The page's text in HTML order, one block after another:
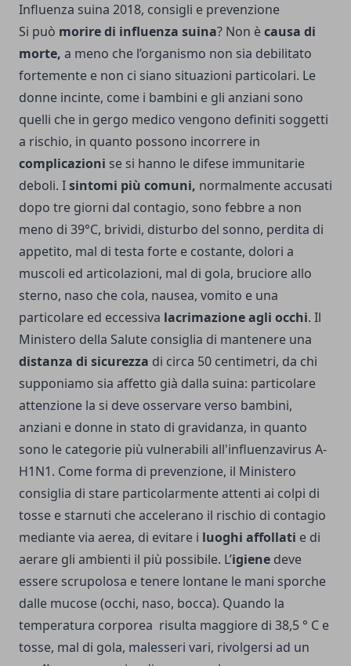
Influenza suina 2018, consigli e prevenzione
Si può morire di influenza suina? Non ècausa di
morte, a meno che l’organismo non sia debilitato
fortemente e non ci siano situazioni particolari. Le
donne incinte, come i bambini e gli anziani sono
quelli che in gergo medico vengono definiti soggetti
a rischio, in quanto possono incorrere in
complicazioni se si hanno le difese immunitarie
deboli. Isintomi più comuni, normalmente accusati
dopo tre giorni dal contagio, sono febbre a non
meno di 39°C, brividi, disturbo del sonno, perdita di
appetito, mal di testa forte e costante, dolori a
muscoli ed articolazioni, mal di gola, bruciore allo
sterno, naso che cola, nausea, vomito e una
particolare ed eccessiva lacrimazione agli occhi. Il
Ministero della Salute consiglia di mantenere una
distanza di sicurezza di circa 50 centimetri, da chi
supponiamo sia affetto già dalla suina: particolare
attenzione la si deve osservare verso bambini,
anziani e donne in stato di gravidanza, in quanto
sono le categorie più vulnerabili all'influenzavirus A-
H1N1. Come forma di prevenzione, il Ministero
consiglia di stare particolarmente attenti ai colpi di
tosse e starnuti che accelerano il rischio di contagio
mediante via aerea, di evitare i luoghi affollati e di
aerare gli ambienti il più possibile. L’igiene deve
essere scrupolosa e tenere lontane le mani sporche
dalle mucose (occhi, naso, bocca). Quando la
temperatura corporea risulta maggiore di 38,5 ° C e
tosse, mal di gola, malesseri vari, rivolgersi ad un